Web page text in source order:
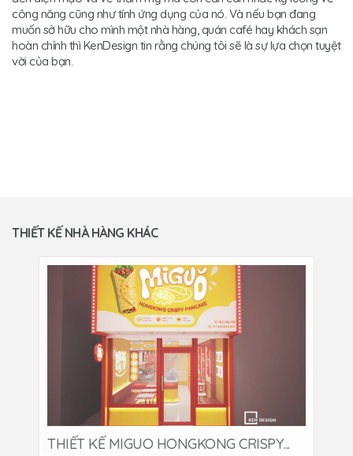
công năng cũng như tính ứng dụng của nó. Và nếu bạn đang
muốn sở hữu cho mình một nhà hàng, quán café hay khách sạn
hoàn chỉnh thì KenDesign tin rằng chúng tôi sẽ là sự lựa chọn tuyệt
vời của bạn.
THIẾT KẾ NHÀ HÀNG KHÁC
THIẾT KẾ MIGUO HONGKONG CRISPY...